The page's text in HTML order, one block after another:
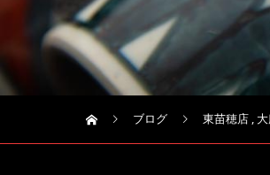
ブログ 東苗穂店 ,